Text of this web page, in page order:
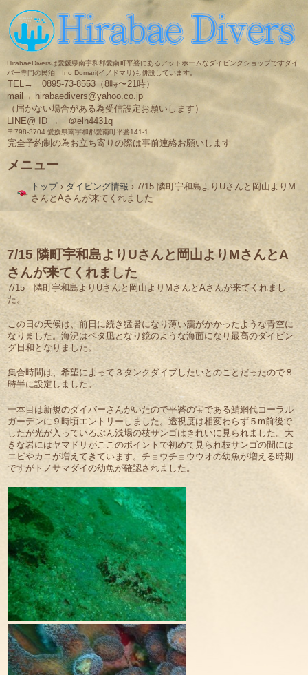
HirabaeDiversは愛媛県南宇和郡愛南町平碆にあるアットホームなダイビングショップですダイ
バー専門の民泊 Ino Domari(イノドマリ)も併設しています。
TEL→ 0895-73-8553（8時〜21時）
mail→ hirabaedivers@yahoo.co.jp
（届かない場合がある為受信設定お願いします）
LINE@ ID → ＠elh4431q
〒798-3704 愛媛県南宇和郡愛南町平碆141-1
完全予約制の為お立ち寄りの際は事前連絡お願いします
メニュー
ン
ス
キ
ッ
プ
トップ › ダイビング情報 › 7/15 隣町宇和島よりUさんと岡山よりM
さんとAさんが来てくれました
7/15 隣町宇和島よりUさんと岡山よりMさんとA
さんが来てくれました
7/15 隣町宇和島よりUさんと岡山よりMさんとAさんが来てくれまし
た。
この日の天候は、前日に続き猛暑になり薄い靄がかかったような青空に
なりました。海況はベタ凪となり鏡のような海面になり最高のダイビン
グ日和となりました。
集合時間は、希望によって３タンクダイブしたいとのことだったので８
時半に設定しました。
一本目は新規のダイバーさんがいたので平碆の宝である鯖網代コーラル
ガーデンに９時頃エントリーしました。透視度は相変わらず５m前後で
したが光が入っているぶん浅場の枝サンゴはきれいに見られました。大
きな岩にはヤマドリがここのポイントで初めて見られ枝サンゴの間には
エビやカニが増えてきています。チョウチョウウオの幼魚が増える時期
ですがトノサマダイの幼魚が確認されました。